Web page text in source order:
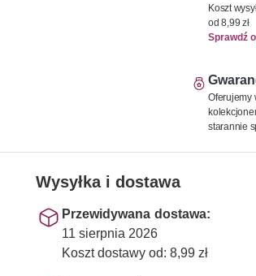
Koszt
od 8,99 zł
Sprawdź
Oferujemy
starannie
Wysyłka i dostawa
Przewidywana dostawa:
11 sierpnia 2026
Koszt dostawy od: 8,99 zł